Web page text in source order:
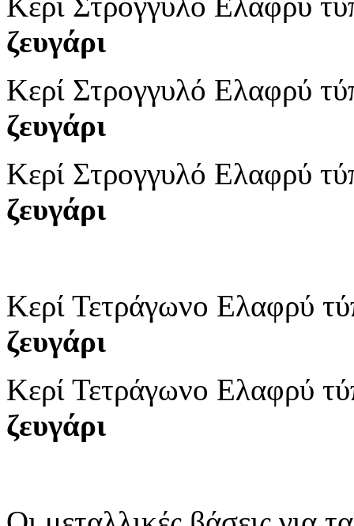
ζευγάρι
Κερί Στρογγυλό Ελαφρύ
ζευγάρι
Κερί Στρογγυλό Ελαφρύ
ζευγάρι
Κερί Τετράγωνο Ελαφρύ
ζευγάρι
Κερί Τετράγωνο Ελαφρύ
ζευγάρι